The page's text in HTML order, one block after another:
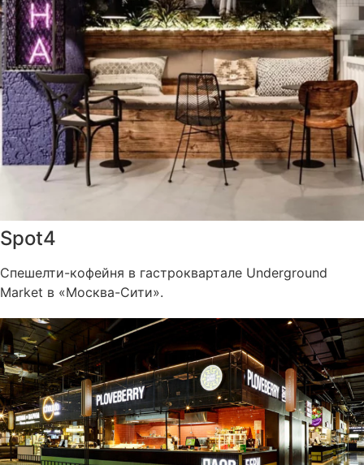
Spot4
Спешелти-кофейня в гастроквартале Underground
Market в «Москва-Cити».